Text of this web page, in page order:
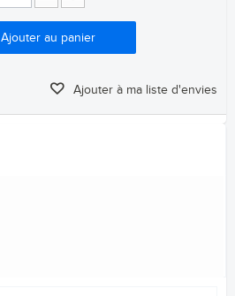
Ajouter au panier
Ajouter à ma liste d'envies